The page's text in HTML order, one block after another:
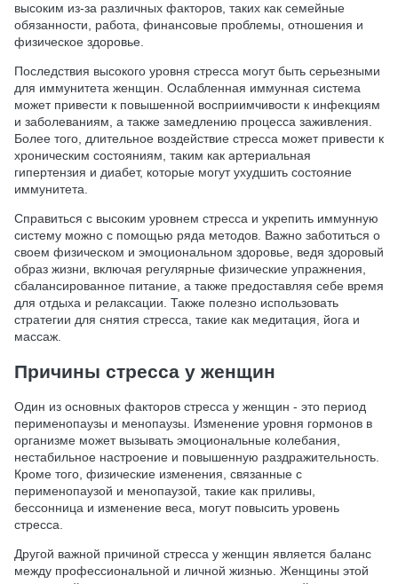
высоким из-за различных факторов, таких как семейные
обязанности, работа, финансовые проблемы, отношения и
физическое здоровье.
Последствия высокого уровня стресса могут быть серьезными
для иммунитета женщин. Ослабленная иммунная система
может привести к повышенной восприимчивости к инфекциям
и заболеваниям, а также замедлению процесса заживления.
Более того, длительное воздействие стресса может привести к
хроническим состояниям, таким как артериальная
гипертензия и диабет, которые могут ухудшить состояние
иммунитета.
Справиться с высоким уровнем стресса и укрепить иммунную
систему можно с помощью ряда методов. Важно заботиться о
своем физическом и эмоциональном здоровье, ведя здоровый
образ жизни, включая регулярные физические упражнения,
сбалансированное питание, а также предоставляя себе время
для отдыха и релаксации. Также полезно использовать
стратегии для снятия стресса, такие как медитация, йога и
массаж.
Причины стресса у женщин
Один из основных факторов стресса у женщин - это период
перименопаузы и менопаузы. Изменение уровня гормонов в
организме может вызывать эмоциональные колебания,
нестабильное настроение и повышенную раздражительность.
Кроме того, физические изменения, связанные с
перименопаузой и менопаузой, такие как приливы,
бессонница и изменение веса, могут повысить уровень
стресса.
Другой важной причиной стресса у женщин является баланс
между профессиональной и личной жизнью. Женщины этой